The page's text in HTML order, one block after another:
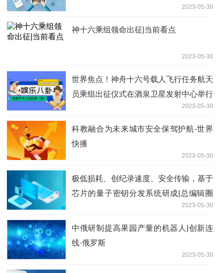
2023-05-30
神十六乘组领命出征|当前看点
2023-05-30
世界焦点！神舟十六号载人飞行任务航天
员乘组出征仪式在酒泉卫星发射中心举行
2023-05-30
科教融合为未来城市安全保驾护航-世界
快播
2023-05-30
极低损耗、创纪录速度、安全传输，基于
芯片的量子密钥分发系统研成|总编辑圈
2023-05-30
中俄研制提高果园产量的机器人|创新连
线·俄罗斯
2023-05-30